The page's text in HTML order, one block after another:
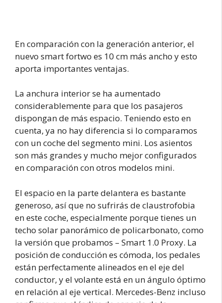
En comparación con la generación anterior, el
nuevo smart fortwo es 10 cm más ancho y esto
aporta importantes ventajas.
La anchura interior se ha aumentado
considerablemente para que los pasajeros
dispongan de más espacio. Teniendo esto en
cuenta, ya no hay diferencia si lo comparamos
con un coche del segmento mini. Los asientos
son más grandes y mucho mejor configurados
en comparación con otros modelos mini.
El espacio en la parte delantera es bastante
generoso, así que no sufrirás de claustrofobia
en este coche, especialmente porque tienes un
techo solar panorámico de policarbonato, como
la versión que probamos – Smart 1.0 Proxy. La
posición de conducción es cómoda, los pedales
están perfectamente alineados en el eje del
conductor, y el volante está en un ángulo óptimo
en relación al eje vertical. Mercedes-Benz incluso